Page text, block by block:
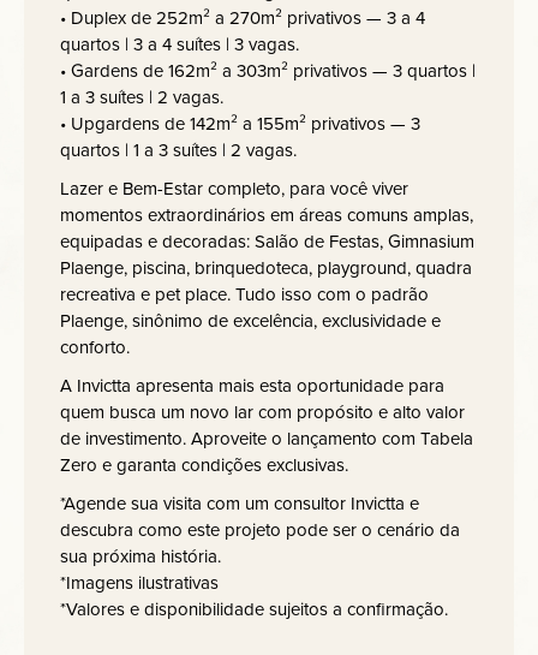
• Duplex de 252m² a 270m² privativos — 3 a 4
quartos | 3 a 4 suítes | 3 vagas.
• Gardens de 162m² a 303m² privativos — 3 quartos |
1 a 3 suítes | 2 vagas.
• Upgardens de 142m² a 155m² privativos — 3
quartos | 1 a 3 suítes | 2 vagas.
Lazer e Bem-Estar completo, para você viver
momentos extraordinários em áreas comuns amplas,
equipadas e decoradas: Salão de Festas, Gimnasium
Plaenge, piscina, brinquedoteca, playground, quadra
recreativa e pet place. Tudo isso com o padrão
Plaenge, sinônimo de excelência, exclusividade e
conforto.
A Invictta apresenta mais esta oportunidade para
quem busca um novo lar com propósito e alto valor
de investimento. Aproveite o lançamento com Tabela
Zero e garanta condições exclusivas.
*Agende sua visita com um consultor Invictta e
descubra como este projeto pode ser o cenário da
sua próxima história.
*Imagens ilustrativas
*Valores e disponibilidade sujeitos a confirmação.